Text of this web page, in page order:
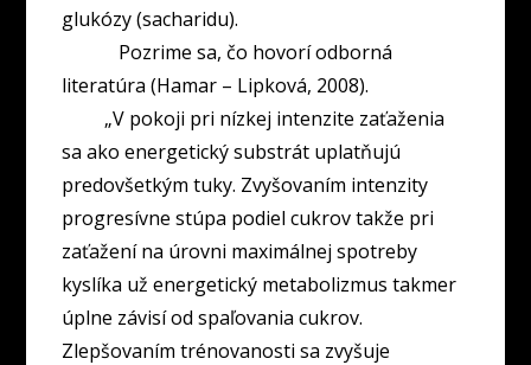
glukózy (sacharidu).
Pozrime sa, čo hovorí odborná
literatúra (Hamar – Lipková, 2008).
„V pokoji pri nízkej intenzite zaťaženia
sa ako energetický substrát uplatňujú
predovšetkým tuky. Zvyšovaním intenzity
progresívne stúpa podiel cukrov takže pri
zaťažení na úrovni maximálnej spotreby
kyslíka už energetický metabolizmus takmer
úplne závisí od spaľovania cukrov.
Zlepšovaním trénovanosti sa zvyšuje